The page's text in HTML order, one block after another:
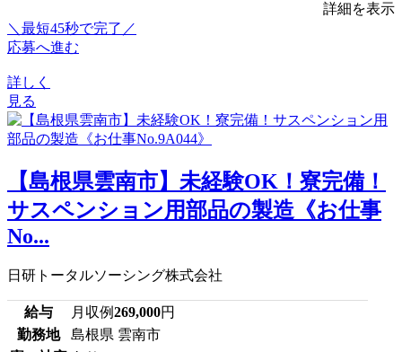
詳細を表示
＼最短45秒で完了／
応募へ進む
詳しく
見る
【島根県雲南市】未経験OK！寮完備！
サスペンション用部品の製造《お仕事
No...
日研トータルソーシング株式会社
給与 月収例269,000円
勤務地
島根県 雲南市